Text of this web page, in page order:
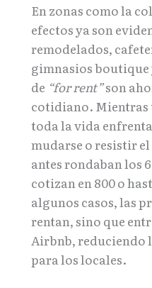
En zonas como la
efectos ya son
remodelados,
gimnasios boutique
de “for rent”son
cotidiano. Mientras
toda la vida
mudarse o resistir
antes rondaban los
cotizan en 800 o
algunos casos, las
rentan, sino que
Airbnb, reduciendo
para los locales.